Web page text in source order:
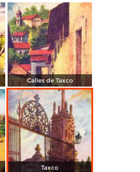
Calles de Taxco
Taxco